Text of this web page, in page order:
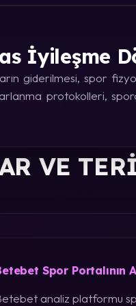
İyileşme
giderilmesi, spor
protokolleri,
VE
Spor Portalının
analiz platformu